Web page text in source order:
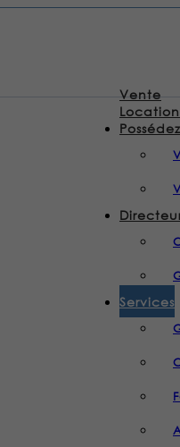
Vente
Location
Services